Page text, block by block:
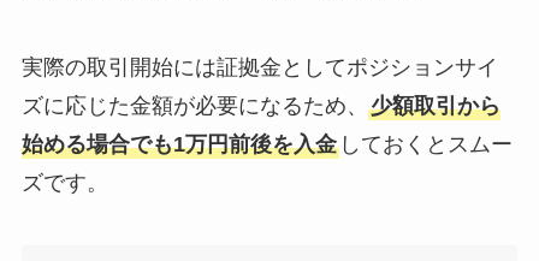
実際の取引開始には証拠金としてポジションサイ
ズに応じた金額が必要になるため、 少額取引から
始める場合でも1万円前後を入金しておくとスムー
ズです。